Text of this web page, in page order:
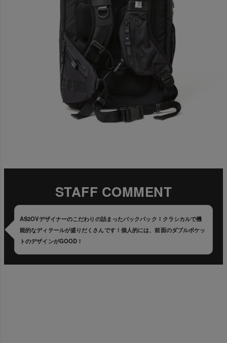
STAFF COMMENT
AS2OVデザイナーのこだわりの詰まったバックパック！クラシカルで機
能的なディテールが盛りだくさんです！個人的には、前面のダブルポケッ
トのデザインがGOOD！